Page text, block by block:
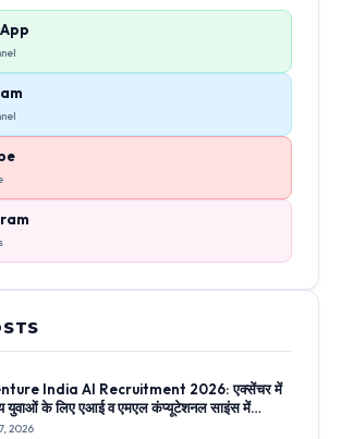
India AI Recruitment 2026: एक्सेंचर में
युवाओं के लिए एआई व एमएल कंप्यूटेशनल साइंस में
सीधी भर्ती, जानिए ऑनलाइन आवेदन प्रक्रिया
2026